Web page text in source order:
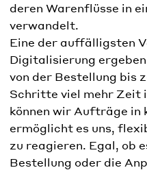
deren Warenflüsse in
verwandelt.
Eine der auffälligsten
Digitalisierung
von der Bestellung bis
Schritte viel mehr Zeit
können wir Aufträge in
ermöglicht es uns,
zu reagieren. Egal, ob
Bestellung oder die